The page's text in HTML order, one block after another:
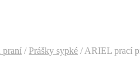
praní / Prášky sypké /ARIEL prací